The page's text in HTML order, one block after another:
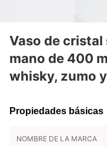
Vaso de cristal
mano de 400
whisky, zumo
Propiedades básicas
NOMBRE DE LA MARCA